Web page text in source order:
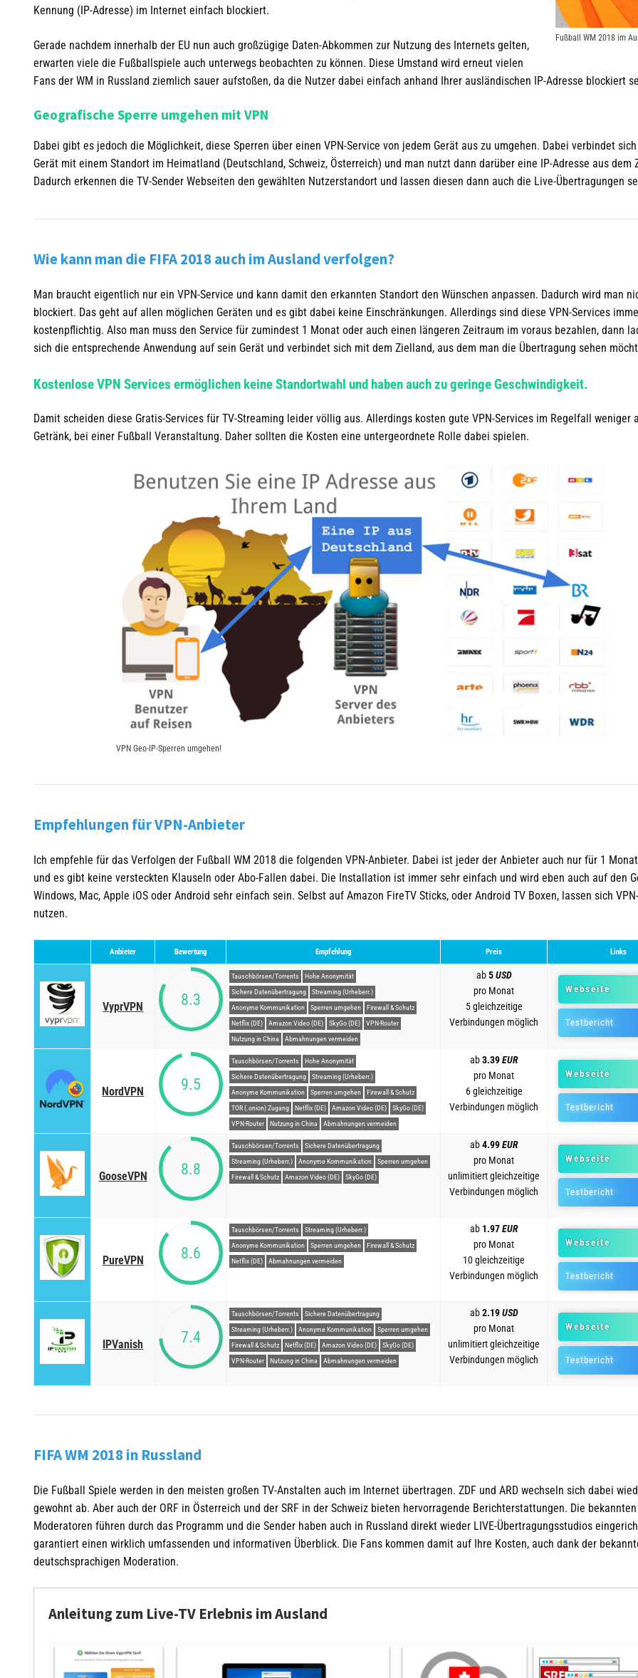
Fußball WM 2018 im
Kennung (IP-Adresse) im Internet einfach blockiert.
Gerade nachdem innerhalb der EU nun auch großzügige Daten-Abkommen zur Nutzung des Internets gelten,
erwarten viele die Fußballspiele auch unterwegs beobachten zu können. Diese Umstand wird erneut vielen
Fans der WM in Russland ziemlich sauer aufstoßen, da die Nutzer dabei einfach anhand Ihrer ausländischen IP-Adresse blockiert
Geografische Sperre umgehen mit VPN
Dabei gibt es jedoch die Möglichkeit, diese Sperren über einen VPN-Service von jedem Gerät aus zu umgehen. Dabei verbindet
Gerät mit einem Standort im Heimatland (Deutschland, Schweiz, Österreich) und man nutzt dann darüber eine IP-Adresse aus dem
Dadurch erkennen die TV-Sender Webseiten den gewählten Nutzerstandort und lassen diesen dann auch die Live-Übertragungen
Wie kann man die FIFA 2018 auch im Ausland verfolgen?
Man braucht eigentlich nur ein VPN-Service und kann damit den erkannten Standort den Wünschen anpassen. Dadurch wird man
blockiert. Das geht auf allen möglichen Geräten und es gibt dabei keine Einschränkungen. Allerdings sind diese VPN-Services
kostenpflichtig. Also man muss den Service für zumindest 1 Monat oder auch einen längeren Zeitraum im voraus bezahlen, dann
sich die entsprechende Anwendung auf sein Gerät und verbindet sich mit dem Zielland, aus dem man die Übertragung sehen
Kostenlose VPN Services ermöglichen keine Standortwahl und haben auch zu geringe Geschwindigkeit.
Damit scheiden diese Gratis-Services für TV-Streaming leider völlig aus. Allerdings kosten gute VPN-Services im Regelfall weniger
Getränk, bei einer Fußball Veranstaltung. Daher sollten die Kosten eine untergeordnete Rolle dabei spielen.
VPN Geo-IP-Sperren umgehen!
Empfehlungen für VPN-Anbieter
Ich empfehle für das Verfolgen der Fußball WM 2018 die folgenden VPN-Anbieter. Dabei ist jeder der Anbieter auch nur für 1
und es gibt keine versteckten Klauseln oder Abo-Fallen dabei. Die Installation ist immer sehr einfach und wird eben auch auf den
Windows, Mac, Apple iOS oder Android sehr einfach sein. Selbst auf Amazon FireTV Sticks, oder Android TV Boxen, lassen sich
nutzen.
Anbieter Bewertung Empfehlung Preis Links
VyprVPN 8.3
Tauschbörsen/Torrents
Hohe Anonymität
Sichere Datenübertragung
Streaming (Urheberr.)
Anonyme Kommunikation
Sperren umgehen
Firewall & Schutz
Netflix (DE)
Amazon Video (DE) SkyGo (DE)
VPN-Router
Nutzung in China
Abmahnungen vermeiden
ab5USD
pro Monat
5 gleichzeitige
Verbindungen möglich
Webseite
Testbericht
NordVPN 9.5
Tauschbörsen/Torrents
Hohe Anonymität
Sichere Datenübertragung
Streaming (Urheberr.)
Anonyme Kommunikation
Sperren umgehen
Firewall & Schutz
TOR (.onion) Zugang
Netflix (DE) Amazon Video (DE)
SkyGo (DE)
VPN-Router
Nutzung in China Abmahnungen vermeiden
ab3.39EUR
pro Monat
6 gleichzeitige
Verbindungen möglich
Webseite
Testbericht
GooseVPN 8.8
Tauschbörsen/Torrents
Sichere Datenübertragung
Streaming (Urheberr.)
Anonyme Kommunikation
Sperren umgehen
Firewall & Schutz
Amazon Video (DE) SkyGo (DE)
ab4.99EUR
pro Monat
unlimitiert gleichzeitige
Verbindungen möglich
Webseite
Testbericht
PureVPN 8.6
Tauschbörsen/Torrents
Streaming (Urheberr.)
Anonyme Kommunikation
Sperren umgehen
Firewall & Schutz
Netflix (DE)
Abmahnungen vermeiden
ab 1.97EUR
pro Monat
10 gleichzeitige
Verbindungen möglich
Webseite
Testbericht
IPVanish 7.4
Tauschbörsen/Torrents
Sichere Datenübertragung
Streaming (Urheberr.)
Anonyme Kommunikation
Sperren umgehen
Firewall & Schutz
Netflix (DE) Amazon Video (DE)
SkyGo (DE)
VPN-Router
Nutzung in China Abmahnungen vermeiden
ab2.19USD
pro Monat
unlimitiert gleichzeitige
Verbindungen möglich
Webseite
Testbericht
FIFA WM 2018 in Russland
Die Fußball Spiele werden in den meisten großen TV-Anstalten auch im Internet übertragen. ZDF und ARD wechseln sich dabei
gewohnt ab. Aber auch der ORF in Österreich und der SRF in der Schweiz bieten hervorragende Berichterstattungen. Die bekannten
Moderatoren führen durch das Programm und die Sender haben auch in Russland direkt wieder LIVE-Übertragungsstudios
garantiert einen wirklich umfassenden und informativen Überblick. Die Fans kommen damit auf Ihre Kosten, auch dank der
deutschsprachigen Moderation.
Anleitung zum Live-TV Erlebnis im Ausland